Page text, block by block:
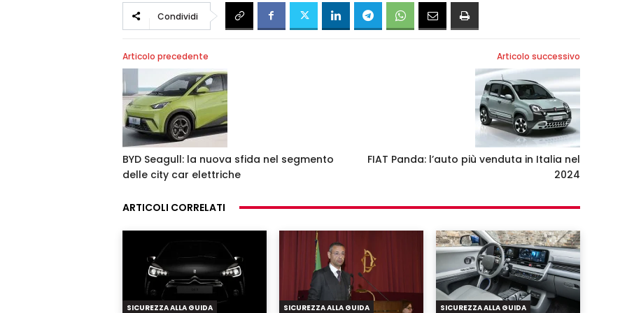
Condividi
Articolo precedente
BYD Seagull: la nuova sfida nel segmento
delle city car elettriche
Articolo successivo
FIAT Panda: l’auto più venduta in Italia nel
2024
ARTICOLI CORRELATI
SICUREZZA ALLA GUIDA SICUREZZA ALLA GUIDA SICUREZZA ALLA GUIDA